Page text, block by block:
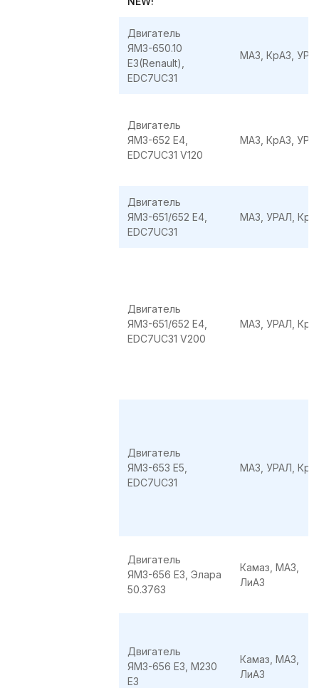
Двигатель
ЯМЗ-650.10
E3(Renault),
EDC7UC31
МАЗ, КрАЗ,
Двигатель
ЯМЗ-652 E4,
EDC7UC31 V120
МАЗ, КрАЗ,
Двигатель
ЯМЗ-651/652 E4,
EDC7UC31
МАЗ, УРАЛ,
Двигатель
ЯМЗ-651/652 E4,
EDC7UC31 V200
МАЗ, УРАЛ,
Двигатель
ЯМЗ-653 E5,
EDC7UC31
МАЗ, УРАЛ,
Двигатель
ЯМЗ-656 E3, Элара
50.3763
Камаз, МАЗ,
ЛиАЗ
Двигатель
ЯМЗ-656 E3, M230
E3
Камаз, МАЗ,
ЛиАЗ